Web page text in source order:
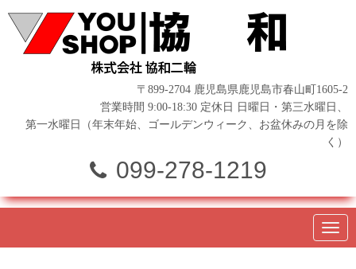
〒899-2704 鹿児島県鹿児島市春山町1605-2
営業時間 9:00-18:30 定休日 日曜日・第三水曜日、
第一水曜日（年末年始、ゴールデンウィーク、お盆休みの月を除
く）
099-278-1219
N
a